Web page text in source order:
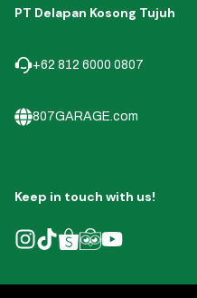
PT Delapan Kosong Tujuh
+62 812 6000 0807
807GARAGE.com
Keep in touch with us!